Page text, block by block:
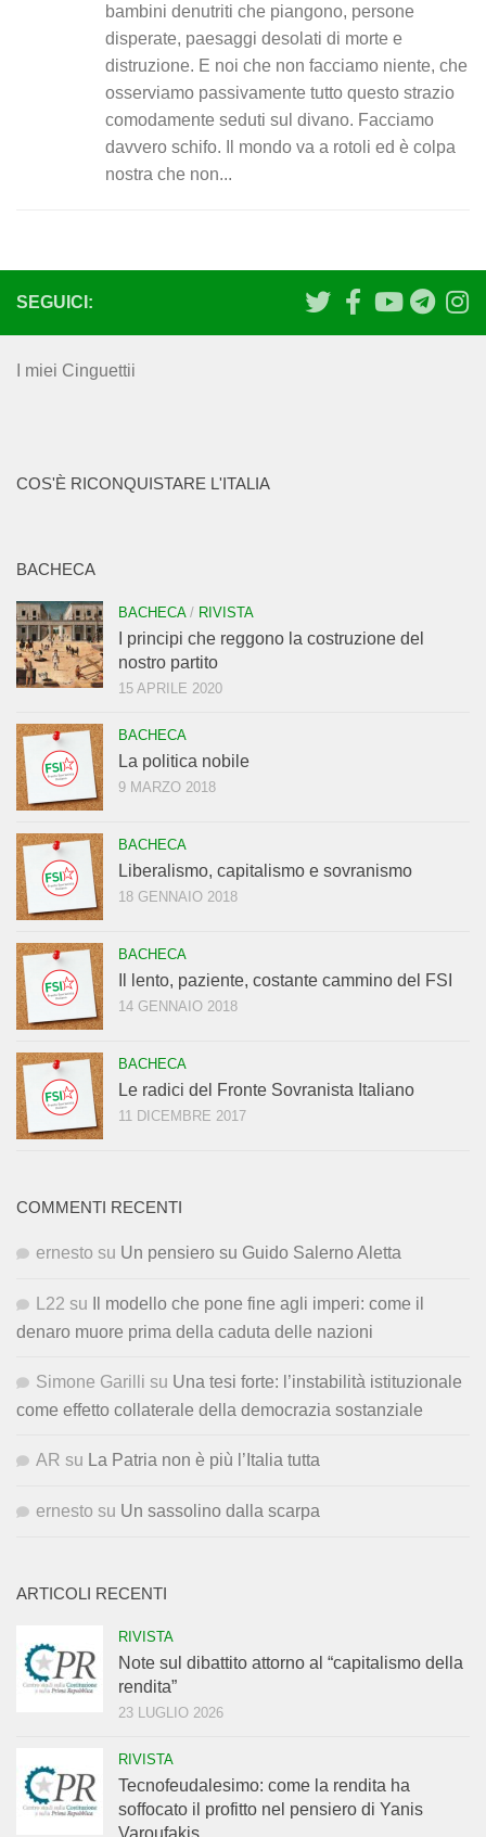
bambini denutriti che piangono, persone
disperate, paesaggi desolati di morte e
distruzione. E noi che non facciamo niente, che
osserviamo passivamente tutto questo strazio
comodamente seduti sul divano. Facciamo
davvero schifo. Il mondo va a rotoli ed è colpa
nostra che non...
SEGUICI:
I miei Cinguettii
COS'È RICONQUISTARE L'ITALIA
BACHECA
BACHECA/ RIVISTA
I principi che reggono la costruzione del
nostro partito
15 APRILE 2020
BACHECA
La politica nobile
9 MARZO 2018
BACHECA
Liberalismo, capitalismo e sovranismo
18 GENNAIO 2018
BACHECA
Il lento, paziente, costante cammino del FSI
14 GENNAIO 2018
BACHECA
Le radici del Fronte Sovranista Italiano
11 DICEMBRE 2017
COMMENTI RECENTI
ernesto su Un pensiero su Guido Salerno Aletta
L22 su
Il modello che pone fine agli imperi: come il
denaro muore prima della caduta delle nazioni
Simone Garilli su Una tesi forte: l’instabilità istituzionale
come effetto collaterale della democrazia sostanziale
AR su La Patria non è più l’Italia tutta
ernesto su Un sassolino dalla scarpa
ARTICOLI RECENTI
RIVISTA
Note sul dibattito attorno al “capitalismo della
rendita”
23 LUGLIO 2026
RIVISTA
Tecnofeudalesimo: come la rendita ha
soffocato il profitto nel pensiero di Yanis
Varoufakis